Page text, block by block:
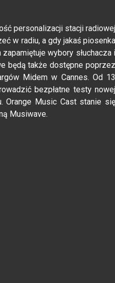
personalizacji stacji radiowej
w radiu, a gdy jakaś piosenka
wybory słuchacza i
będą także dostępne poprzez
Midem w Cannes. Od 13
bezpłatne testy nowej
Orange Music Cast stanie się
Musiwave.